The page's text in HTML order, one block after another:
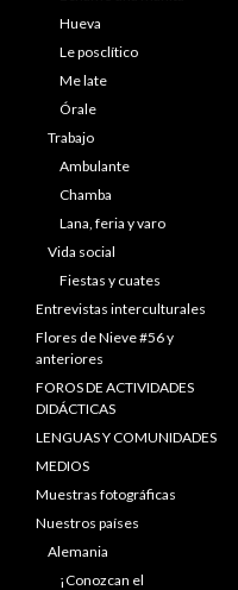
Hueva
Le posclítico
Me late
Órale
Trabajo
Ambulante
Chamba
Lana, feria y varo
Vida social
Fiestas y cuates
Entrevistas interculturales
Flores de Nieve #56 y
anteriores
FOROS DE ACTIVIDADES
DIDÁCTICAS
LENGUAS Y COMUNIDADES
MEDIOS
Muestras fotográficas
Nuestros países
Alemania
¡Conozcan el